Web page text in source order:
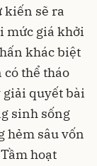
kiến sẽ ra
mức giá khởi
khác biệt
thể tháo
quyết bài
sinh sống
hẻm sâu vốn
hoạt